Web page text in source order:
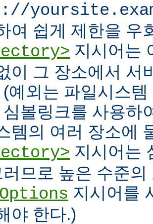
여 쉽게 제한을 우
지시어는
이 그 장소에서 서
(예외는 파일시스
심볼링크를 사용하
템의 여러 장소에
지시어는
러므로 높은 수준
Options 지시어를
야 한다.)